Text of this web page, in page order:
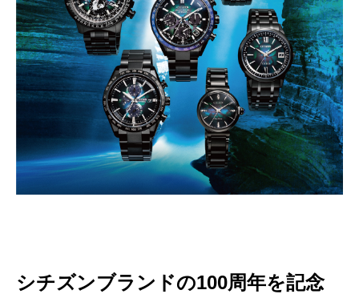
シチズンブランドの100周年を記念